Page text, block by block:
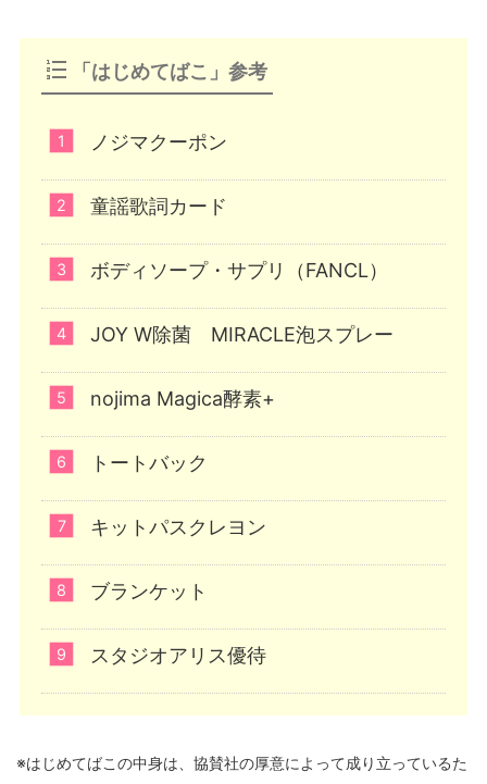
「はじめてばこ」参考
ノジマクーポン
童謡歌詞カード
ボディソープ・サプリ（FANCL）
JOY W除菌 MIRACLE泡スプレー
nojima Magica酵素+
トートバック
キットパスクレヨン
ブランケット
スタジオアリス優待
※はじめてばこの中身は、協賛社の厚意によって成り立っているた